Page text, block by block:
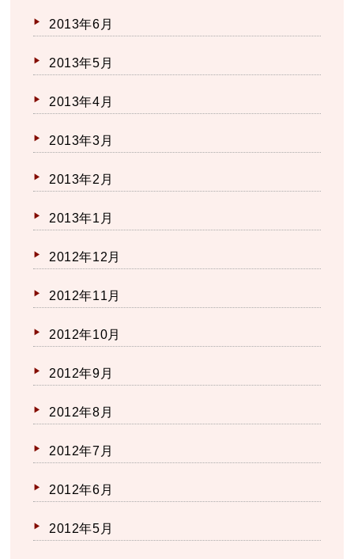
2013年6月
2013年5月
2013年4月
2013年3月
2013年2月
2013年1月
2012年12月
2012年11月
2012年10月
2012年9月
2012年8月
2012年7月
2012年6月
2012年5月